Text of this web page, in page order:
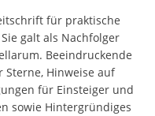
für praktische
galt als Nachfolger
Beeindruckende
Sterne, Hinweise auf
für Einsteiger und
sowie Hintergründiges